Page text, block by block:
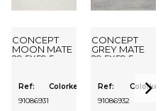
CONCEPT
MOON MATE
29,5X59,5
Ref:
91086931
Colorker
CONCEPT
GREY MATE
29,5X59,5
Ref:
91086932
Colorker